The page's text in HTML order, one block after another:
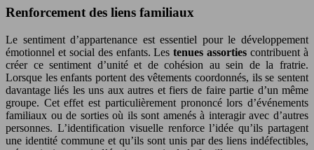
Renforcement des liens familiaux
Le sentiment d’appartenance est essentiel pour le développement
émotionnel et social des enfants. Lestenues assortiescontribuent à
créer ce sentiment d’unité et de cohésion au sein de la fratrie.
Lorsque les enfants portent des vêtements coordonnés, ils se sentent
davantage liés les uns aux autres et fiers de faire partie d’un même
groupe. Cet effet est particulièrement prononcé lors d’événements
familiaux ou de sorties où ils sont amenés à interagir avec d’autres
personnes. L’identification visuelle renforce l’idée qu’ils partagent
une identité commune et qu’ils sont unis par des liens indéfectibles,